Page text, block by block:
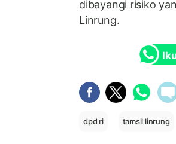
dibayangi risiko
Linrung.
dpd ri tamsil linrung